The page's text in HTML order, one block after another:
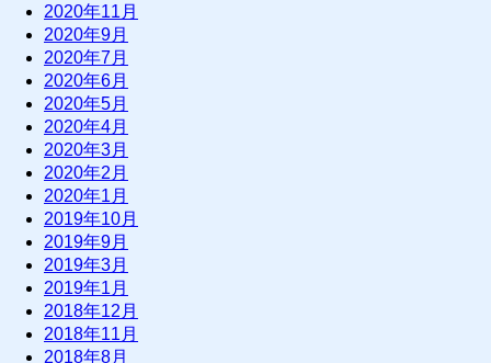
2020年11月
2020年9月
2020年7月
2020年6月
2020年5月
2020年4月
2020年3月
2020年2月
2020年1月
2019年10月
2019年9月
2019年3月
2019年1月
2018年12月
2018年11月
2018年8月